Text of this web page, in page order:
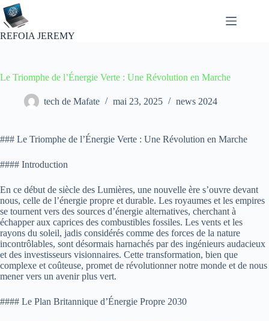
Passer
au
contenu
REFOIA JEREMY
Le Triomphe de l’Énergie Verte : Une Révolution en Marche
tech de Mafate mai 23, 2025 news 2024
### Le Triomphe de l’Énergie Verte : Une Révolution en Marche
#### Introduction
En ce début de siècle des Lumières, une nouvelle ère s’ouvre devant
nous, celle de l’énergie propre et durable. Les royaumes et les empires
se tournent vers des sources d’énergie alternatives, cherchant à
échapper aux caprices des combustibles fossiles. Les vents et les
rayons du soleil, jadis considérés comme des forces de la nature
incontrôlables, sont désormais harnachés par des ingénieurs audacieux
et des investisseurs visionnaires. Cette transformation, bien que
complexe et coûteuse, promet de révolutionner notre monde et de nous
mener vers un avenir plus vert.
#### Le Plan Britannique d’Énergie Propre 2030